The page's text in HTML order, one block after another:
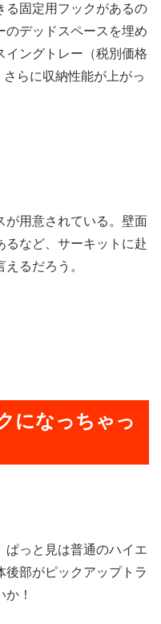
る固定用フックがあるの
のデッドスペースを埋め
イングトレー（税別価格
らに収納性能が上がっ
が用意されている。壁面
るなど、サーキットに赴
るだろう。
になっちゃっ
ぱっと見は普通のハイエ
後部がピックアップトラ
！